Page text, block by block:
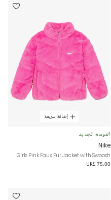
إضافة سريعة
الموسم الجديد
Nike
Girls Pink Faux Fur Jacket with Swoosh
UK£ 75.00